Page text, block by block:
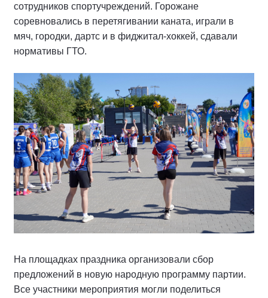
сотрудников спортучреждений. Горожане
соревновались в перетягивании каната, играли в
мяч, городки, дартс и в фиджитал-хоккей, сдавали
нормативы ГТО.
На площадках праздника организовали сбор
предложений в новую народную программу партии.
Все участники мероприятия могли поделиться